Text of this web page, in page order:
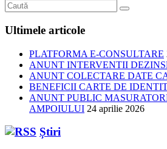
Ultimele articole
PLATFORMA E-CONSULTARE
ANUNT INTERVENTII
ANUNT COLECTARE DATE
BENEFICII CARTE DE
ANUNT PUBLIC
AMPOIULUI 24 aprilie 2026
Știri